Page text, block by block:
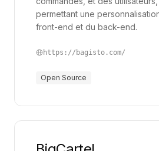
d’erreurs et assurent une plus
données. Ce niveau de
prendre des décisions
marché et des comportements
L’un des grands atouts de ces
capacité à centraliser
permettant une
front-end et du back-end.
https://bagisto.com/
Open Source